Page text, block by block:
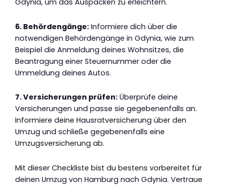
Gdynia, um das Auspacken zu erleichtern.
6. Behördengänge: Informiere dich über die
notwendigen Behördengänge in Gdynia, wie zum
Beispiel die Anmeldung deines Wohnsitzes, die
Beantragung einer Steuernummer oder die
Ummeldung deines Autos.
7. Versicherungen prüfen: Überprüfe deine
Versicherungen und passe sie gegebenenfalls an.
Informiere deine Hausratversicherung über den
Umzug und schließe gegebenenfalls eine
Umzugsversicherung ab.
Mit dieser Checkliste bist du bestens vorbereitet für
deinen Umzug von Hamburg nach Gdynia. Vertraue